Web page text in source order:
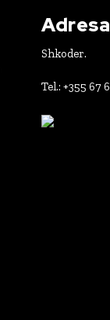
Shkoder.
Tel.: +355 67